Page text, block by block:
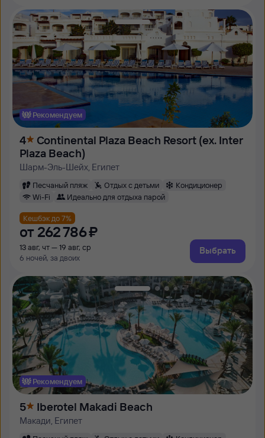
Рекомендуем
4
Continental Plaza Beach Resort (ex. Inter
Plaza Beach)
Шарм-Эль-Шейх, Египет
Песчаный пляж Отдых с детьми
Кондиционер
Wi-Fi
Идеально для отдыха парой
Кешбэк до 7%
от 262 ⁠786 ⁠₽
13 авг, чт — 19 авг, ср
6 ночей, за двоих
Выбрать
Рекомендуем
5 Iberotel Makadi Beach
Макади, Египет